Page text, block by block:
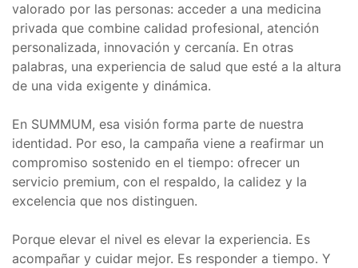
valorado por las personas: acceder a una medicina
privada que combine calidad profesional, atención
personalizada, innovación y cercanía. En otras
palabras, una experiencia de salud que esté a la altura
de una vida exigente y dinámica.
En SUMMUM, esa visión forma parte de nuestra
identidad. Por eso, la campaña viene a reafirmar un
compromiso sostenido en el tiempo: ofrecer un
servicio premium, con el respaldo, la calidez y la
excelencia que nos distinguen.
Porque elevar el nivel es elevar la experiencia. Es
acompañar y cuidar mejor. Es responder a tiempo. Y